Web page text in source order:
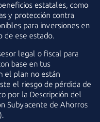
estatales, como
y protección contra
para inversiones en
de ese estado.
legal o fiscal para
base en tus
el plan no están
el riesgo de pérdida de
por la Descripción del
Subyacente de Ahorros